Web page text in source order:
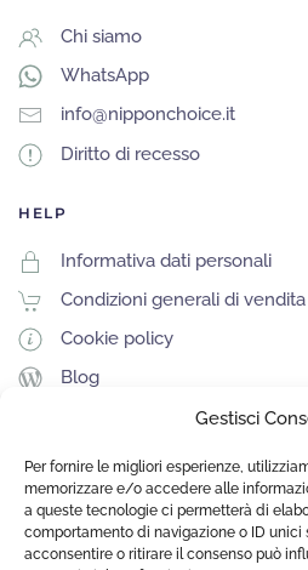
Gestisci
Per fornire le migliori esperienze,
memorizzare e/o accedere alle
a queste tecnologie ci permetterà di
comportamento di navigazione o ID unici
acconsentire o ritirare il consenso può
Chi siamo
WhatsApp
info@nipponchoice.it
Diritto di recesso
HELP
Informativa dati personali
Condizioni generali di vendita
Cookie policy
Blog